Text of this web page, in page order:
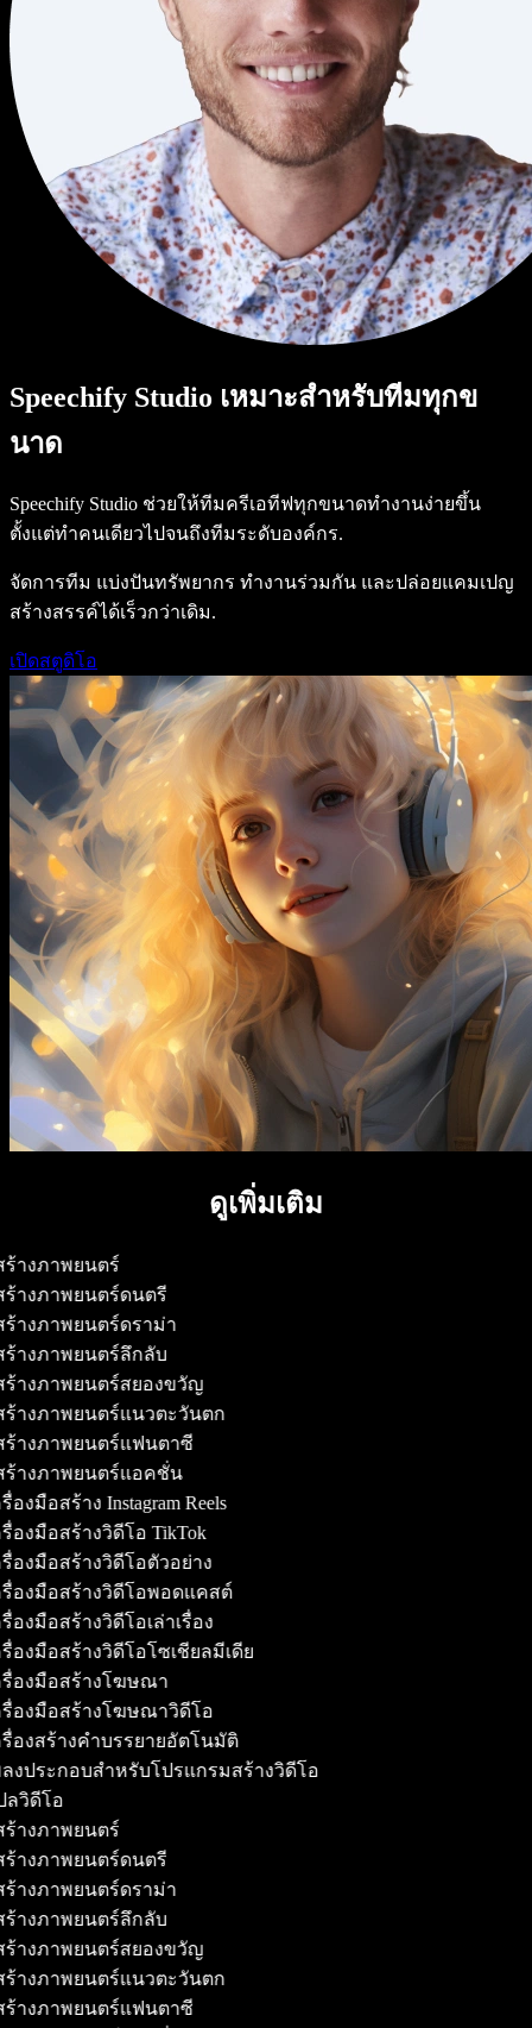
Speechify Studio เหมาะสำหรับทีมทุกข
นาด
Speechify Studio ช่วยให้ทีมครีเอทีฟทุกขนาดทำงานง่ายขึ้น
ตั้งแต่ทำคนเดียวไปจนถึงทีมระดับองค์กร.
จัดการทีม แบ่งปันทรัพยากร ทำงานร่วมกัน และปล่อยแคมเปญ
สร้างสรรค์ได้เร็วกว่าเดิม.
เปิดสตูดิโอ
ดูเพิ่มเติม
างภาพยนตร์
างภาพยนตร์ดนตรี
างภาพยนตร์ดราม่า
างภาพยนตร์ลึกลับ
างภาพยนตร์สยองขวัญ
างภาพยนตร์แนวตะวันตก
างภาพยนตร์แฟนตาซี
างภาพยนตร์แอคชั่น
องมือสร้าง Instagram Reels
องมือสร้างวิดีโอ TikTok
องมือสร้างวิดีโอตัวอย่าง
องมือสร้างวิดีโอพอดแคสต์
องมือสร้างวิดีโอเล่าเรื่อง
องมือสร้างวิดีโอโซเชียลมีเดีย
องมือสร้างโฆษณา
องมือสร้างโฆษณาวิดีโอ
องสร้างคำบรรยายอัตโนมัติ
งประกอบสำหรับโปรแกรมสร้างวิดีโอ
วิดีโอ
างภาพยนตร์
างภาพยนตร์ดนตรี
างภาพยนตร์ดราม่า
างภาพยนตร์ลึกลับ
างภาพยนตร์สยองขวัญ
างภาพยนตร์แนวตะวันตก
างภาพยนตร์แฟนตาซี